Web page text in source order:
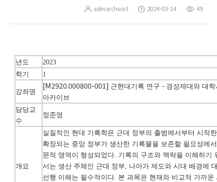
admarchivist 2024-03-14 49
년도
2023
학기
1
강좌명
[M2920.000800-001] 근현대기록 연구 - 경성제대와 대학
아카이브
담당교
수
정준영
개요
실질적인 현대 기록학은 근대 정부의 출범에서부터 시작
확장되는 중앙 정부가 생산한 기록물을 보존할 필요성에
문적 영역이 형성되었다. 기록의 구조와 맥락을 이해하기
서는 생산 주체인 근대 정부, 나아가 제도와 시대 배경에
선행 이해는 필수적이다. 본 과목은 현재와 비교적 가까운